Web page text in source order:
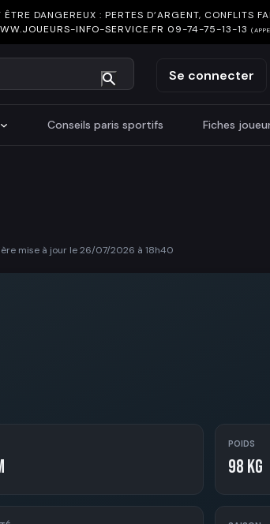
DANGEREUX : PERTES D’ARGENT, CONFLITS
INFO-SERVICE.FR 09-74-75-13-13
Se connecter
Conseils paris sportifs Fiches
mise à jour le 26/07/2026 à 18h40
POIDS
98 kg